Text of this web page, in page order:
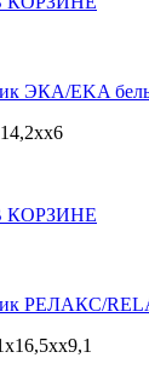
ЭКА/EKA
КОРЗИНЕ
РЕЛАКС/